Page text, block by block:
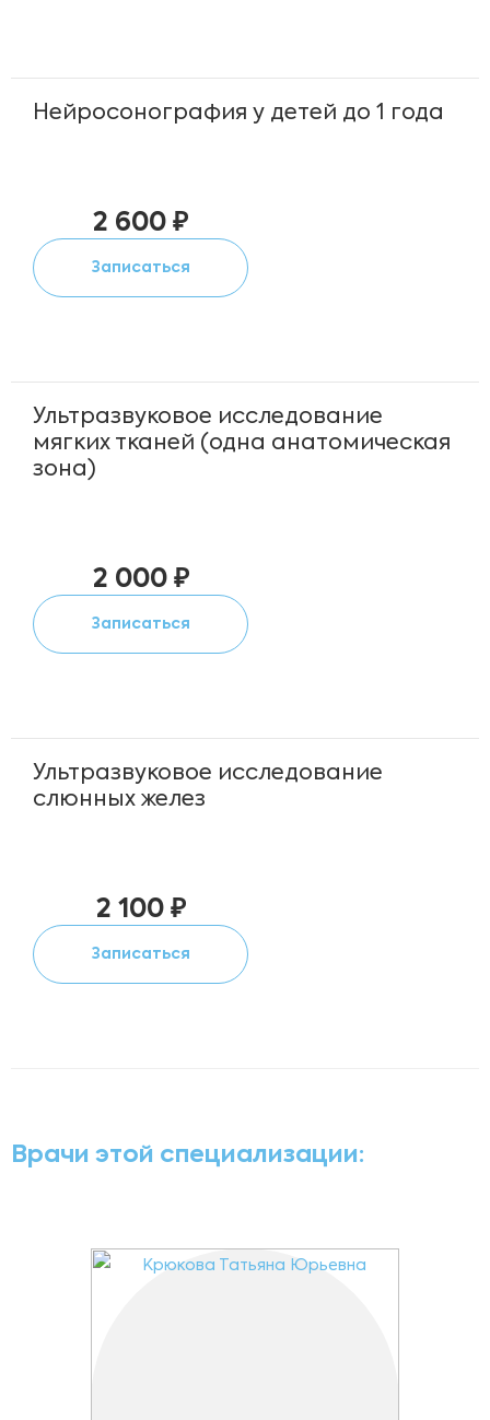
Нейросонография у детей до 1 года
2 600 ₽
Записаться
Ультразвуковое исследование
мягких тканей (одна анатомическая
зона)
2 000 ₽
Записаться
Ультразвуковое исследование
слюнных желез
2 100 ₽
Записаться
Врачи этой специализации: